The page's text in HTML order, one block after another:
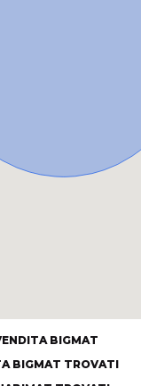
BIGMAT
BIGMAT TROVATI